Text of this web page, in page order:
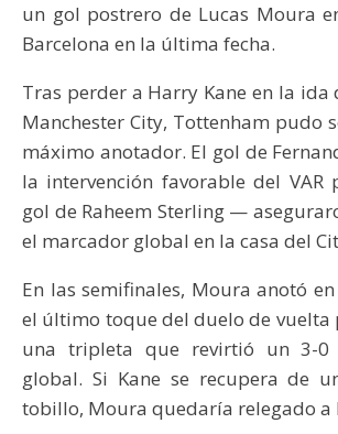
un gol postrero de Lucas Moura
Barcelona en la última fecha.
Tras perder a Harry Kane en la ida
Manchester City, Tottenham pudo
máximo anotador. El gol de
la intervención favorable del VAR
gol de Raheem Sterling —
el marcador global en la casa del
En las semifinales, Moura anotó
el último toque del duelo de vuelta
una tripleta que revirtió un 3-0
global. Si Kane se recupera de
tobillo, Moura quedaría relegado a